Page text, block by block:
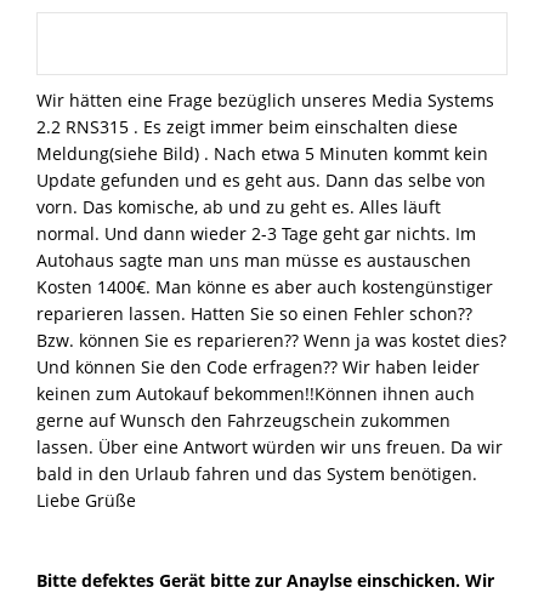
Wir hätten eine Frage bezüglich unseres Media Systems
2.2 RNS315 . Es zeigt immer beim einschalten diese
Meldung(siehe Bild) . Nach etwa 5 Minuten kommt kein
Update gefunden und es geht aus. Dann das selbe von
vorn. Das komische, ab und zu geht es. Alles läuft
normal. Und dann wieder 2-3 Tage geht gar nichts. Im
Autohaus sagte man uns man müsse es austauschen
Kosten 1400€. Man könne es aber auch kostengünstiger
reparieren lassen. Hatten Sie so einen Fehler schon??
Bzw. können Sie es reparieren?? Wenn ja was kostet dies?
Und können Sie den Code erfragen?? Wir haben leider
keinen zum Autokauf bekommen!!Können ihnen auch
gerne auf Wunsch den Fahrzeugschein zukommen
lassen. Über eine Antwort würden wir uns freuen. Da wir
bald in den Urlaub fahren und das System benötigen.
Liebe Grüße
Bitte defektes Gerät bitte zur Anaylse einschicken. Wir